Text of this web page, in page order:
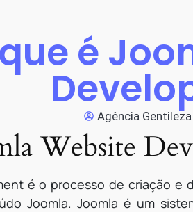
é
Agência Gentileza
Website
é o processo de criação
Joomla. Joomla é um